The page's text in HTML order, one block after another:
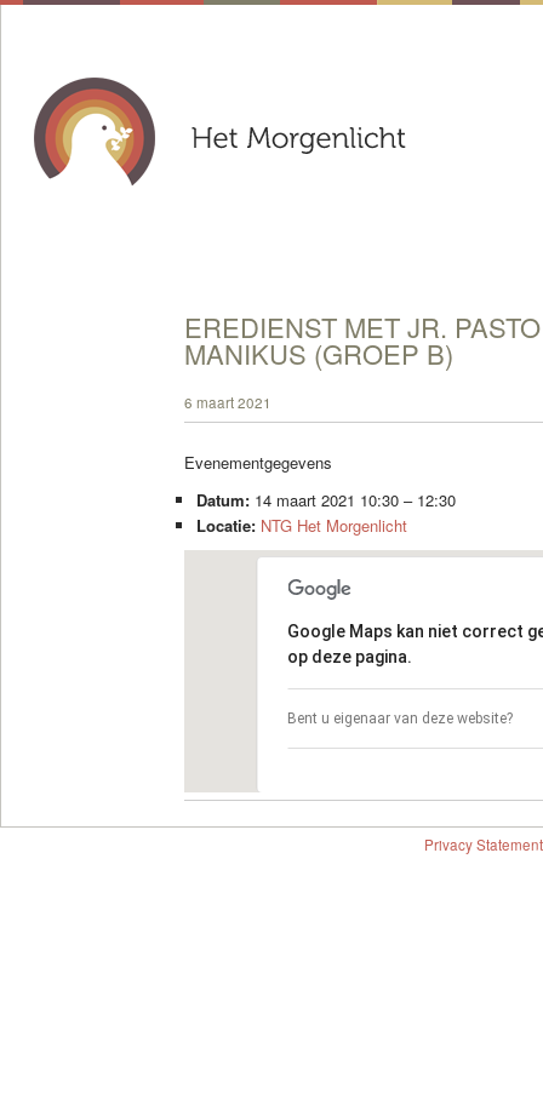
EREDIENST MET JR.
MANIKUS (GROEP B)
6 maart 2021
Evenementgegevens
Datum: 14 maart 2021 10:30– 12:30
Locatie: NTG Het Morgenlicht
Google Maps kan niet correct
op deze pagina.
Bent u eigenaar van deze website?
Privacy Statement